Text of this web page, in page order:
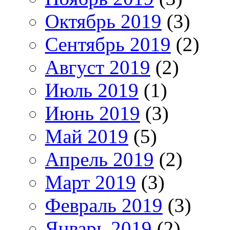
Октябрь 2019 (3)
Сентябрь 2019 (2)
Август 2019 (2)
Июль 2019 (1)
Июнь 2019 (3)
Май 2019 (5)
Апрель 2019 (2)
Март 2019 (3)
Февраль 2019 (3)